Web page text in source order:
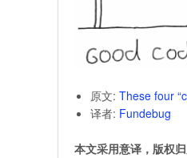
原文:These four
译者: Fundebug
本文采用意译，版权